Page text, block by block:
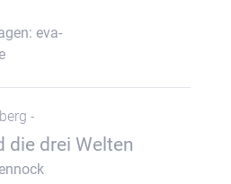
eva-
-
die drei Welten